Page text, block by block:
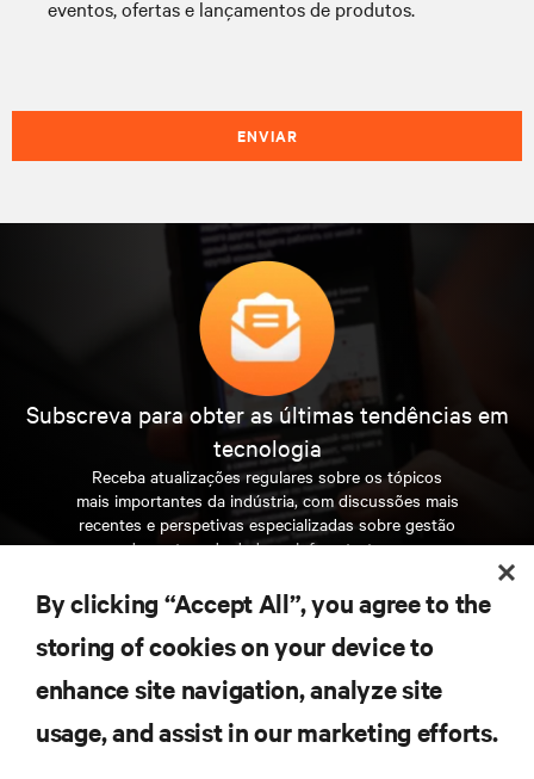
eventos, ofertas e lançamentos de produtos.
ENVIAR
Subscreva para obter as últimas tendências em
tecnologia
Receba atualizações regulares sobre os tópicos
mais importantes da indústria, com discussões mais
recentes e perspetivas especializadas sobre gestão
de centros de dados e infraestruturas.
INSCREVA-SE AGORA
RECURSOS
By clicking “Accept All”, you agree to the
storing of cookies on your device to
enhance site navigation, analyze site
usage, and assist in our marketing efforts.